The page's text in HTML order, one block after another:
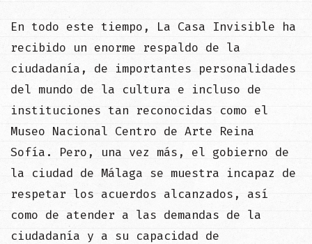
En todo este tiempo, La Casa Invisible ha
recibido un enorme respaldo de la
ciudadanía, de importantes personalidades
del mundo de la cultura e incluso de
instituciones tan reconocidas como el
Museo Nacional Centro de Arte Reina
Sofía. Pero, una vez más, el gobierno de
la ciudad de Málaga se muestra incapaz de
respetar los acuerdos alcanzados, así
como de atender a las demandas de la
ciudadanía y a su capacidad de